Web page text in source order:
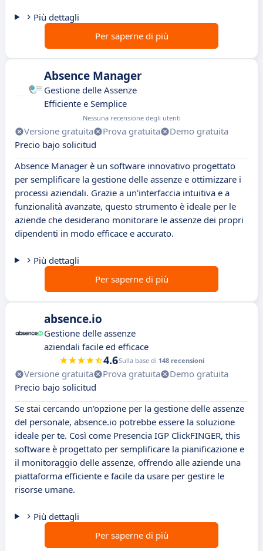
Più dettagli
Per saperne di più
Absence Manager
Gestione delle Assenze
Efficiente e Semplice
Nessuna recensione degli utenti
Versione gratuita Prova gratuita
Demo gratuita
Precio bajo solicitud
Absence Manager è un software innovativo progettato
per semplificare la gestione delle assenze e ottimizzare i
processi aziendali. Grazie a un'interfaccia intuitiva e a
funzionalità avanzate, questo strumento è ideale per le
aziende che desiderano monitorare le assenze dei propri
dipendenti in modo efficace e accurato.
Più dettagli
Per saperne di più
absence.io
Gestione delle assenze
aziendali facile ed efficace
4.6Sulla base di 148 recensioni
Versione gratuita Prova gratuita
Demo gratuita
Precio bajo solicitud
Se stai cercando un'opzione per la gestione delle assenze
del personale, absence.io potrebbe essere la soluzione
ideale per te. Così come Presencia IGP ClickFINGER, this
software è progettato per semplificare la pianificazione e
il monitoraggio delle assenze, offrendo alle aziende una
piattaforma efficiente e facile da usare per gestire le
risorse umane.
Più dettagli
Per saperne di più